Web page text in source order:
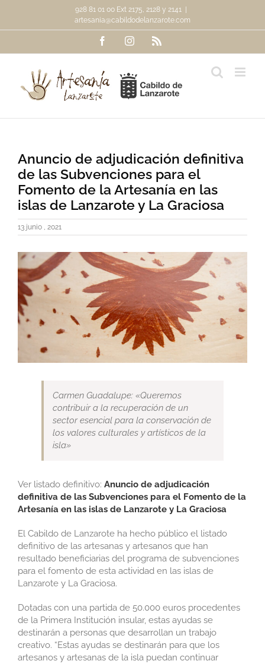
contenido
928 81 01 00 Ext 2175, 2128 y 2141
artesania@cabildodelanzarote.com
FacebookInstagramRss
Anuncio de adjudicación definitiva
de las Subvenciones para el
Fomento de la Artesanía en las
islas de Lanzarote y La Graciosa
13 junio , 2021
Ver
imagen
más
grande
Carmen Guadalupe: «Queremos
contribuir a la recuperación de un
sector esencial para la conservación de
los valores culturales y artísticos de la
isla»
Ver listado definitivo: Anuncio de adjudicación
definitiva de las Subvenciones para el Fomento de la
Artesanía en las islas de Lanzarote y La Graciosa
El Cabildo de Lanzarote ha hecho público el listado
definitivo de las artesanas y artesanos que han
resultado beneficiarias del programa de subvenciones
para el fomento de esta actividad en las islas de
Lanzarote y La Graciosa.
Dotadas con una partida de 50.000 euros procedentes
de la Primera Institución insular, estas ayudas se
destinarán a personas que desarrollan un trabajo
creativo. “Estas ayudas se destinarán para que los
artesanos y artesanas de la isla puedan continuar